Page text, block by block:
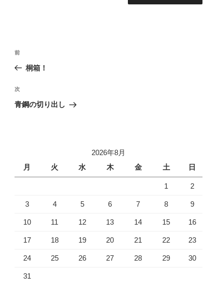
投
ビ
ゲ
前
の
稿
前
桐箱！
次
の
次
青鋼の切り出し
2026年8月
月
火 水 木 金 土 日
1 2
3 4 5 6 7 8 9
10 11 12 13 14 15 16
17 18 19 20 21 22 23
24 25 26 27 28 29 30
31